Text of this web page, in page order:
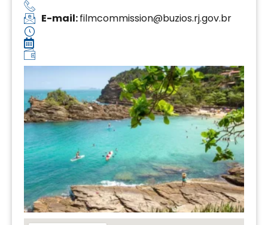
E-mail:filmcommission@buzios.rj.gov.br